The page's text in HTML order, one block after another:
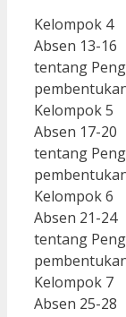
Kelompok 4
Absen 13-16
tentang
Kelompok 5
Absen 17-20
tentang
Kelompok 6
Absen 21-24
tentang
Kelompok 7
Absen 25-28